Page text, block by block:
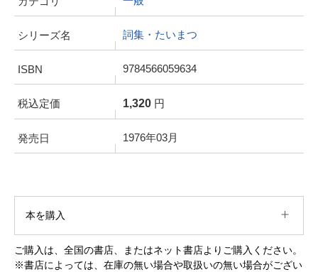
シリーズ名 詞集・たいまつ
ISBN 9784566059634
税込定価 1,320円
発売日 1976年03月
本を購入
ご購入は、全国の書店、またはネット書店よりご購入ください。
※書店によっては、在庫の無い場合や取扱いの無い場合がござい